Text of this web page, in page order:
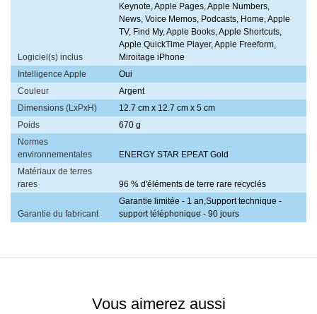
Logiciel(s) inclus
Keynote, Apple Pages, Apple Numbers,
News, Voice Memos, Podcasts, Home, Apple
TV, Find My, Apple Books, Apple Shortcuts,
Apple QuickTime Player, Apple Freeform,
Miroitage iPhone
Intelligence Apple
Oui
Couleur
Argent
Dimensions (LxPxH)
12.7 cm x 12.7 cm x 5 cm
Poids
670 g
Normes
environnementales
ENERGY STAR EPEAT Gold
Matériaux de terres
rares
96 % d'éléments de terre rare recyclés
Garantie du fabricant
Garantie limitée - 1 an,Support technique -
support téléphonique - 90 jours
Vous aimerez aussi